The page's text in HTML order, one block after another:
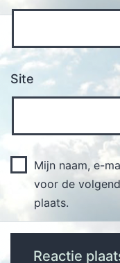
Site
Mijn naam, e-
voor de
plaats.